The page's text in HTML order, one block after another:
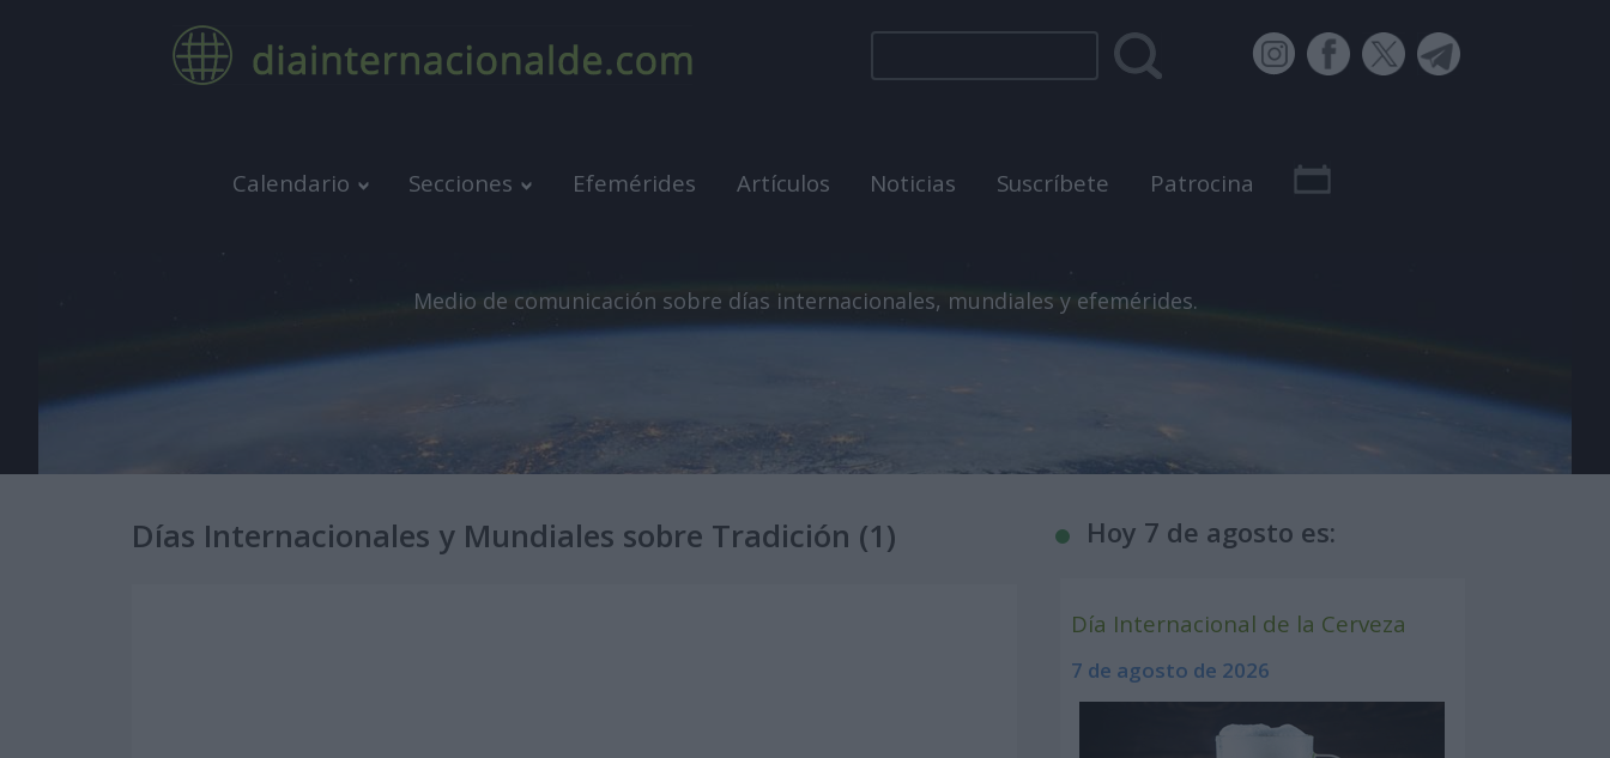
Calendario Secciones Efemérides Artículos Noticias Suscríbete Patrocina
Medio de comunicación sobre días internacionales, mundiales y efemérides.
Días Internacionales y Mundiales sobre Tradición (1) Hoy 7 de agosto es:
Día Internacional de la Cerveza
7 de agosto de 2026